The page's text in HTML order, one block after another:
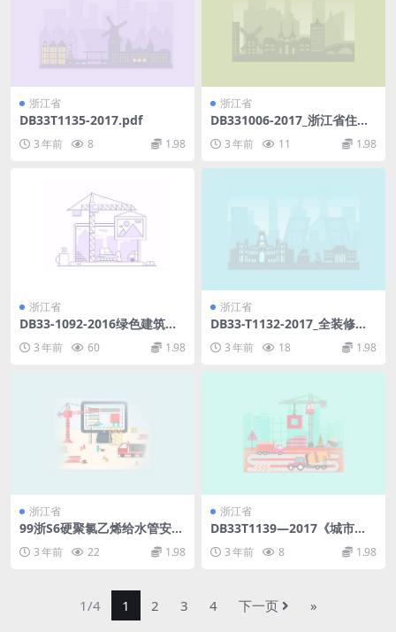
浙江省
DB33T1135-2017.pdf
3 年前 8 1.98
浙江省
DB331006-2017_浙江省住宅
3 年前 11 1.98
浙江省
DB33-1092-2016绿色建筑设
3 年前 60 1.98
浙江省
DB33-T1132-2017_全装修住
宅室内装饰工程质量验收规范.
pdf3 年前 18 1.98
浙江省
99浙S6硬聚氯乙烯给水管安装
3 年前 22 1.98
浙江省
DB33T1139—2017《城市轨
道交通结构安全保护技术规
程》.pdf
3 年前 8 1.98
1/4 1 2 3 4 下一页 »